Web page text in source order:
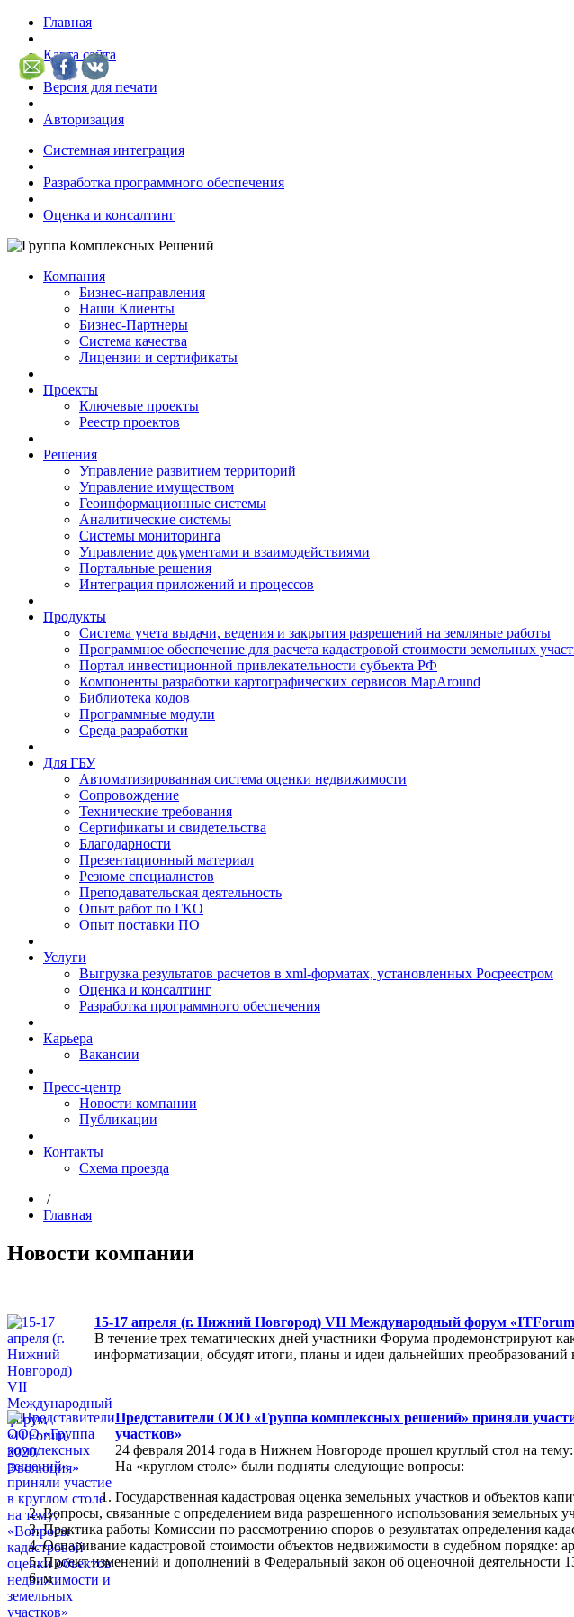
Главная
Карта сайта
Версия для печати
Авторизация
Системная интеграция
Разработка программного обеспечения
Оценка и консалтинг
Компания
Бизнес-направления
Наши Клиенты
Бизнес-Партнеры
Система качества
Лицензии и сертификаты
Проекты
Ключевые проекты
Реестр проектов
Решения
Управление развитием территорий
Управление имуществом
Геоинформационные системы
Аналитические системы
Системы мониторинга
Управление документами и взаимодействиями
Портальные решения
Интеграция приложений и процессов
Продукты
Система учета выдачи, ведения и закрытия разрешений на земляные работы
Программное обеспечение для расчета кадастровой стоимости земельных
Портал инвестиционной привлекательности субъекта РФ
Компоненты разработки картографических сервисов MapAround
Библиотека кодов
Программные модули
Среда разработки
Для ГБУ
Автоматизированная система оценки недвижимости
Сопровождение
Технические требования
Сертификаты и свидетельства
Благодарности
Презентационный материал
Резюме специалистов
Преподавательская деятельность
Опыт работ по ГКО
Опыт поставки ПО
Услуги
Выгрузка результатов расчетов в xml-форматах, установленных Росреестром
Оценка и консалтинг
Разработка программного обеспечения
Карьера
Вакансии
Пресс-центр
Новости компании
Публикации
Контакты
Схема проезда
/
Главная
Новости компании
15-17 апреля (г. Нижний Новгород) VII Международный форум
В течение трех тематических дней участники Форума продемонстрируют
информатизации, обсудят итоги, планы и идеи дальнейших
Представители ООО «Группа комплексных решений» приняли
участков»
24 февраля 2014 года в Нижнем Новгороде прошел круглый стол на
На «круглом столе» были подняты следующие вопросы:
Государственная кадастровая оценка земельных участков и объектов
Вопросы, связанные с определением вида разрешенного использования земельных
Практика работы Комиссии по рассмотрению споров о результатах определения
Оспаривание кадастровой стоимости объектов недвижимости в судебном порядке:
Проект изменений и дополнений в Федеральный закон об оценочной деятельности
м